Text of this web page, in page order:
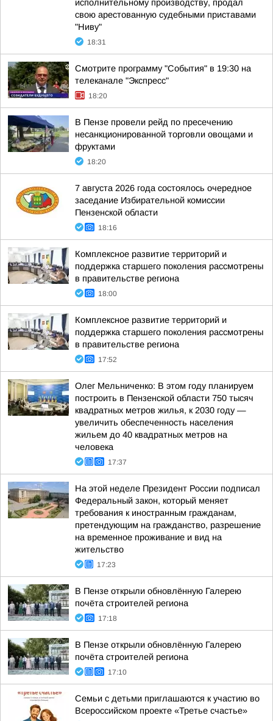
исполнительному производству, продал
свою арестованную судебными приставами
"Ниву"
18:31
Смотрите программу "События" в 19:30 на
телеканале "Экспресс"
18:20
В Пензе провели рейд по пресечению
несанкционированной торговли овощами и
фруктами
18:20
7 августа 2026 года состоялось очередное
заседание Избирательной комиссии
Пензенской области
18:16
Комплексное развитие территорий и
поддержка старшего поколения рассмотрены
в правительстве региона
18:00
Комплексное развитие территорий и
поддержка старшего поколения рассмотрены
в правительстве региона
17:52
Олег Мельниченко: В этом году планируем
построить в Пензенской области 750 тысяч
квадратных метров жилья, к 2030 году —
увеличить обеспеченность населения
жильем до 40 квадратных метров на
человека
17:37
На этой неделе Президент России подписал
Федеральный закон, который меняет
требования к иностранным гражданам,
претендующим на гражданство, разрешение
на временное проживание и вид на
жительство
17:23
В Пензе открыли обновлённую Галерею
почёта строителей региона
17:18
В Пензе открыли обновлённую Галерею
почёта строителей региона
17:10
Семьи с детьми приглашаются к участию во
Всероссийском проекте «Третье счастье»